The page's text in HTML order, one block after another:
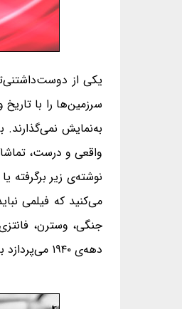
یکی از
سرزمین‌ها را با
به‌نمایش نمی‌گذارند.
واقعی و درست،
نوشته‌ی زیر
می‌کنید که فیلمی
جنگی، وسترن،
دهه‌ی ۱۹۴۰ می‌پردازد با ۲۰ فیلم (از ۳۷ فیلم) آشنا می‌شویم.